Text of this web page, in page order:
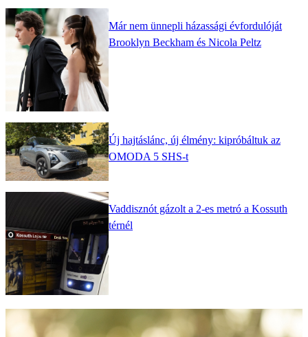
Már nem ünnepli házassági évfordulóját
Brooklyn Beckham és Nicola Peltz
Új hajtáslánc, új élmény: kipróbáltuk az
OMODA 5 SHS-t
Vaddisznót gázolt a 2-es metró a Kossuth
térnél